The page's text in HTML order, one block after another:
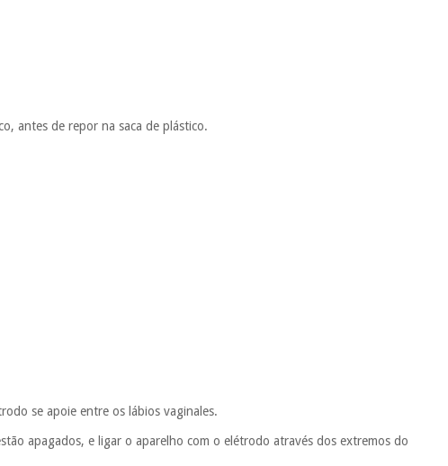
antes de repor na saca de plástico.
se apoie entre os lábios vaginales.
apagados, e ligar o aparelho com o elétrodo através dos extremos do